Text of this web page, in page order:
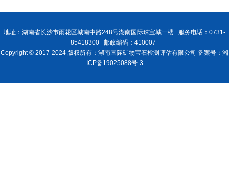
地址：湖南省长沙市雨花区城南中路248号湖南国际珠宝城一楼 服务电话：0731-
85418300 邮政编码：410007
Copyright © 2017-2024 版权所有：湖南国际矿物宝石检测评估有限公司 备案号：湘
ICP备19025088号-3